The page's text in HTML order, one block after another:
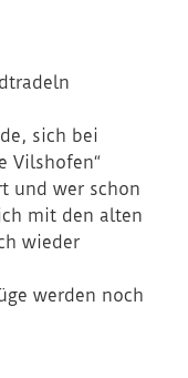
sich bei
Vilshofen“
und wer schon
mit den alten
wieder
werden noch